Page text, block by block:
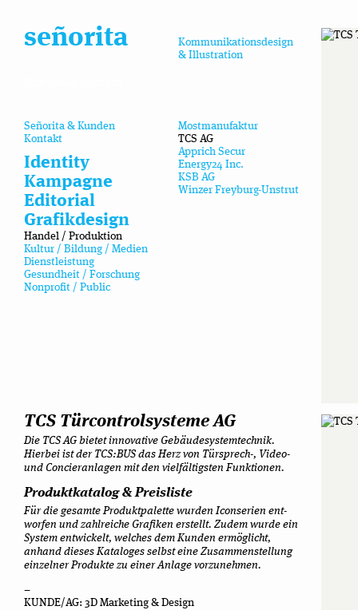
señorita
Kommunikationsdesign
& Illustration
Señorita & Kunden
Kontakt
Identity
Kampagne
Editorial
Grafikdesign
Handel / Produktion
Mostmanufaktur
TCS AG
Apprich Secur
Energy24 Inc.
KSB AG
Winzer Freyburg-Unstrut
Kultur / Bildung / Medien
Dienstleistung
Gesundheit / Forschung
Nonprofit / Public
TCS Tür­con­trol­sys­teme AG
Die TCS AG bie­tet inno­va­tive Gebäu­de­sys­tem­tech­nik.
Hier­bei ist der TCS:BUS das Herz von Türsprech-, Video-
und Con­cier­an­la­gen mit den viel­fäl­tigs­ten Funktionen.
Pro­dukt­ka­ta­log & Preisliste
Für die gesamte Pro­dukt­pa­lette wur­den Icon­se­rien ent­
wor­fen und zahl­rei­che Gra­fi­ken erstellt. Zudem wurde ein
Sys­tem ent­wi­ckelt, wel­ches dem Kun­den ermög­licht,
anhand die­ses Kata­lo­ges selbst eine Zusam­men­stel­lung
ein­zel­ner Pro­dukte zu einer Anlage vorzunehmen.
–
KUNDE/AG: 3D Mar­ke­ting & Design